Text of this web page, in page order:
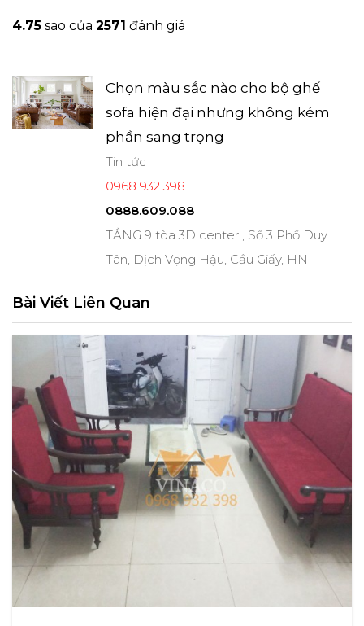
4.75 sao của 2571 đánh giá
Chọn màu sắc nào cho bộ ghế
sofa hiện đại nhưng không kém
phần sang trọng
Tin tức
0968 932 398
0888.609.088
TẦNG 9 tòa 3D center , Số 3 Phố Duy
Tân, Dịch Vọng Hậu, Cầu Giấy, HN
Bài Viết Liên Quan